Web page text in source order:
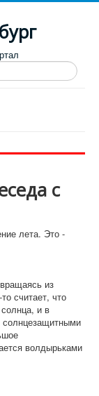
с
лета. Это -
из
считает, что
и в
солнцезащитными
волдырьками